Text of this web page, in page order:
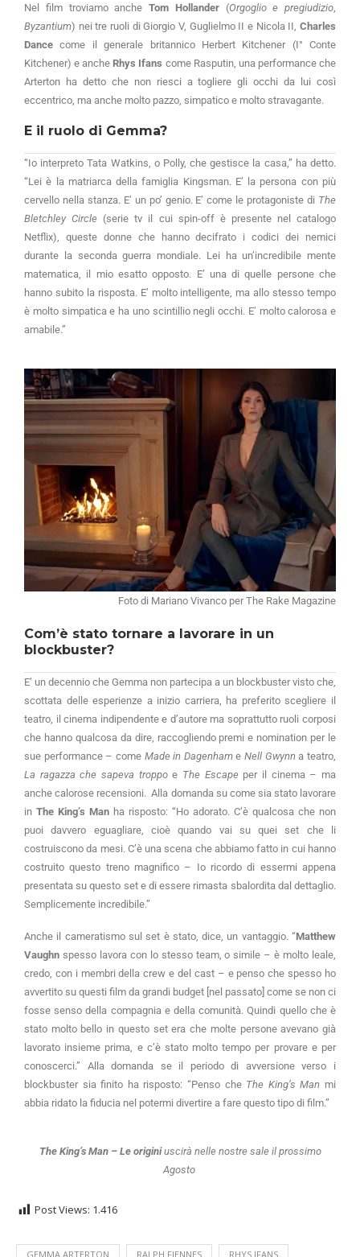
Nel film troviamo anche Tom Hollander(Orgoglio e pregiudizio
Byzantium) nei tre ruoli di Giorgio V, Guglielmo II e Nicola II, Charles
Dance come il generale britannico Herbert Kitchener (I° Conte
Kitchener) e anche Rhys Ifans come Rasputin, una performance che
Arterton ha detto che non riesci a togliere gli occhi da lui così
eccentrico, ma anche molto pazzo, simpatico e molto stravagante.
E il ruolo di Gemma?
“Io interpreto Tata Watkins, o Polly, che gestisce la casa,” ha detto.
“Lei è la matriarca della famiglia Kingsman. E’ la persona con più
cervello nella stanza. E’ un po’ genio. E’ come le protagoniste di The
Bletchley Circle (serie tv il cui spin-off è presente nel catalogo
Netflix), queste donne che hanno decifrato i codici dei nemici
durante la seconda guerra mondiale. Lei ha un’incredibile mente
matematica, il mio esatto opposto. E’ una di quelle persone che
hanno subito la risposta. E’ molto intelligente, ma allo stesso tempo
è molto simpatica e ha uno scintillio negli occhi. E’ molto calorosa e
amabile.”
Foto di Mariano Vivanco per The Rake Magazine
Com’è stato tornare a lavorare in un
blockbuster?
E’ un decennio che Gemma non partecipa a un blockbuster visto che,
scottata delle esperienze a inizio carriera, ha preferito scegliere il
teatro, il cinema indipendente e d’autore ma soprattutto ruoli corposi
che hanno qualcosa da dire, raccogliendo premi e nomination per le
sue performance – come Made in DagenhameNell Gwynna teatro,
La ragazza che sapeva troppoe The Escape per il cinema – ma
anche calorose recensioni. Alla domanda su come sia stato lavorare
in The King’s Man ha risposto: “Ho adorato. C’è qualcosa che non
puoi davvero eguagliare, cioè quando vai su quei set che li
costruiscono da mesi. C’è una scena che abbiamo fatto in cui hanno
costruito questo treno magnifico – Io ricordo di essermi appena
presentata su questo set e di essere rimasta sbalordita dal dettaglio.
Semplicemente incredibile.”
Anche il cameratismo sul set è stato, dice, un vantaggio. “Matthew
Vaughn spesso lavora con lo stesso team, o simile – è molto leale,
credo, con i membri della crew e del cast – e penso che spesso ho
avvertito su questi film da grandi budget [nel passato] come se non ci
fosse senso della compagnia e della comunità. Quindi quello che è
stato molto bello in questo set era che molte persone avevano già
lavorato insieme prima, e c’è stato molto tempo per provare e per
conoscerci.” Alla domanda se il periodo di avversione verso i
blockbuster sia finito ha risposto: “Penso che The King’s Man mi
abbia ridato la fiducia nel potermi divertire a fare questo tipo di film.”
The King’s Man – Le originiuscirà nelle nostre sale il prossimo
Agosto
Post Views: 1.416
GEMMA ARTERTON RALPH FIENNES RHYS IFANS